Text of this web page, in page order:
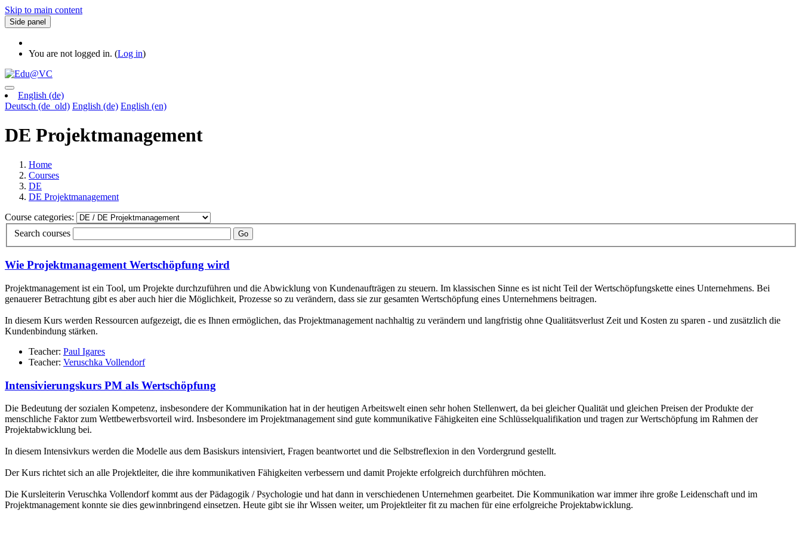
Skip to main content
Side panel
You are not logged in. (Log in)
English ‎(de)‎
Deutsch ‎(de_old)‎ English ‎(de)‎ English ‎(en)‎
DE Projektmanagement
Home
Courses
DE
DE Projektmanagement
Course categories:
Search courses
Go
Wie Projektmanagement Wertschöpfung wird
Projektmanagement ist ein Tool, um Projekte durchzuführen und die Abwicklung von Kundenaufträgen zu steuern. Im klassischen Sinne es ist nicht Teil der Wertschöpfungskette eines Unternehmens. Bei
genauerer Betrachtung gibt es aber auch hier die Möglichkeit, Prozesse so zu verändern, dass sie zur gesamten Wertschöpfung eines Unternehmens beitragen.
In diesem Kurs werden Ressourcen aufgezeigt, die es Ihnen ermöglichen, das Projektmanagement nachhaltig zu verändern und langfristig ohne Qualitätsverlust Zeit und Kosten zu sparen - und zusätzlich die
Kundenbindung stärken.
Teacher: Paul Igares
Teacher: Veruschka Vollendorf
Intensivierungskurs PM als Wertschöpfung
Die Bedeutung der sozialen Kompetenz, insbesondere der Kommunikation hat in der heutigen Arbeitswelt einen sehr hohen Stellenwert, da bei gleicher Qualität und gleichen Preisen der Produkte der
menschliche Faktor zum Wettbewerbsvorteil wird. Insbesondere im Projektmanagement sind gute kommunikative Fähigkeiten eine Schlüsselqualifikation und tragen zur Wertschöpfung im Rahmen der
Projektabwicklung bei.
In diesem Intensivkurs werden die Modelle aus dem Basiskurs intensiviert, Fragen beantwortet und die Selbstreflexion in den Vordergrund gestellt.
Der Kurs richtet sich an alle Projektleiter, die ihre kommunikativen Fähigkeiten verbessern und damit Projekte erfolgreich durchführen möchten.
Die Kursleiterin Veruschka Vollendorf kommt aus der Pädagogik / Psychologie und hat dann in verschiedenen Unternehmen gearbeitet. Die Kommunikation war immer ihre große Leidenschaft und im
Projektmanagement konnte sie dies gewinnbringend einsetzen. Heute gibt sie ihr Wissen weiter, um Projektleiter fit zu machen für eine erfolgreiche Projektabwicklung.